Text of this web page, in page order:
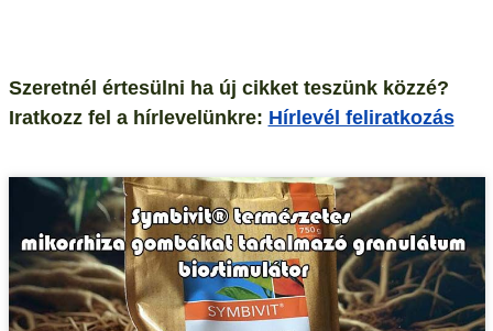
Szeretnél értesülni ha új cikket teszünk közzé?
Iratkozz fel a hírlevelünkre: Hírlevél feliratkozás